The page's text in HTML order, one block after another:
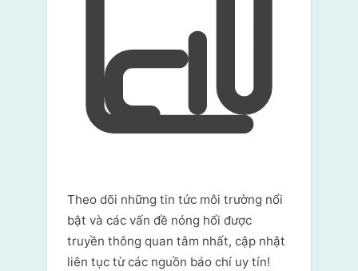
Theo dõi những tin tức môi trường nổi
bật và các vấn đề nóng hổi được
truyền thông quan tâm nhất, cập nhật
liên tục từ các nguồn báo chí uy tín!